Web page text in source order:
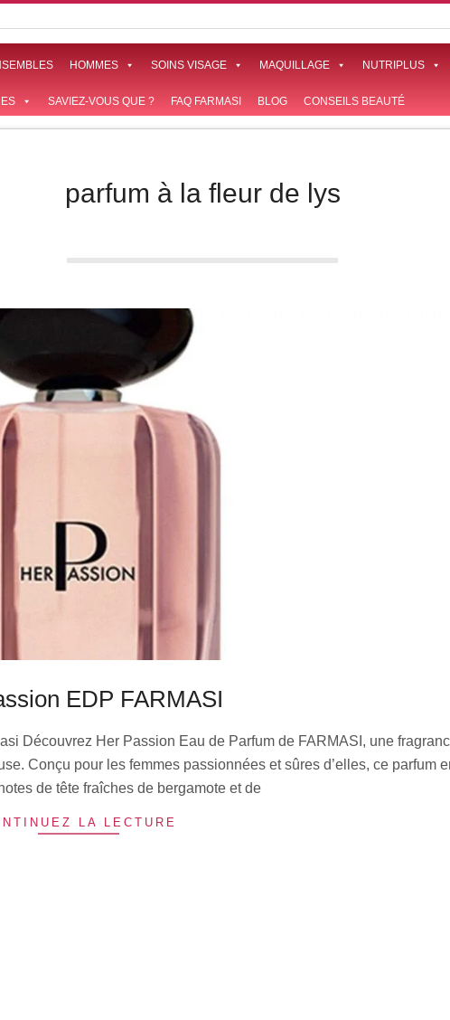
HOMMES SOINS VISAGE MAQUILLAGE NUTRIPLUS
SAVIEZ-VOUS QUE ? FAQ FARMASI BLOG CONSEILS BEAUTÉ
parfum à la fleur de lys
EDP FARMASI
Découvrez Her Passion Eau de Parfum de FARMASI, une
Conçu pour les femmes passionnées et sûres d’elles, ce parfum
de tête fraîches de bergamote et de
LA LECTURE